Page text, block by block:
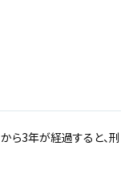
ら3年が経過すると、刑